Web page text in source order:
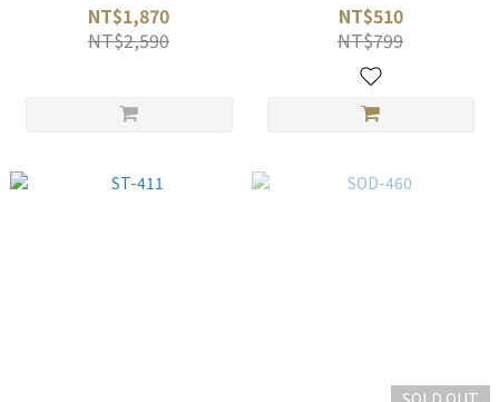
NT$1,870
NT$2,590
NT$510
NT$799